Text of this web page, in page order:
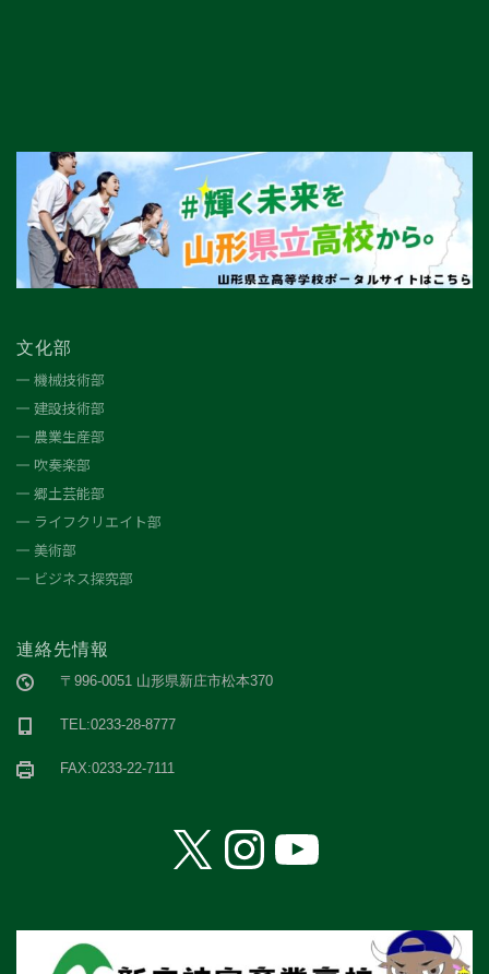
文化部
機械技術部
建設技術部
農業生産部
吹奏楽部
郷土芸能部
ライフクリエイト部
美術部
ビジネス探究部
連絡先情報
〒996-0051 山形県新庄市松本370
TEL:0233-28-8777
FAX:0233-22-7111
X Instagram
YouTube